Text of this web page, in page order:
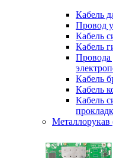
Кабель
Провод
Кабель
Кабель
Провода
Кабель
Кабель
Кабель
Металлорукав